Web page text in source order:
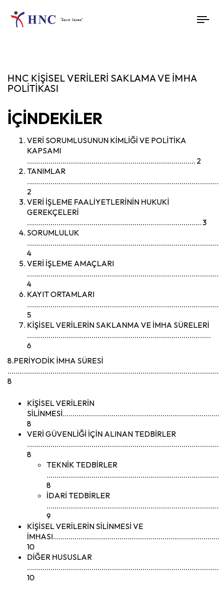
HNC KİŞİSEL VERİLERİ SAKLAMA VE İMHA
POLİTİKASI
İÇİNDEKİLER
VERİ SORUMLUSUNUN KİMLİĞİ VE POLİTİKA
KAPSAMI
………………………………………………………………………….. 2
TANIMLAR
2
VERİ İŞLEME FAALİYETLERİNİN HUKUKİ
GEREKÇELERİ
…………………………………………………………………………….. 3
SORUMLULUK
4
VERİ İŞLEME AMAÇLARI
4
KAYIT ORTAMLARI
5
KİŞİSEL VERİLERİN SAKLANMA VE İMHA SÜRELERİ
………………………………………………………………………………….
6
8.PERİYODİK İMHA SÜRESİ
8
KİŞİSEL VERİLERİN
8
VERİ GÜVENLİĞİ İÇİN ALINAN TEDBİRLER
8
TEKNİK TEDBİRLER
8
İDARİ TEDBİRLER
9
KİŞİSEL VERİLERİN SİLİNMESİ VE
10
DİĞER HUSUSLAR
10